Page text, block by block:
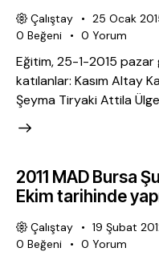
Çalıştay 25 Ocak
0 Beğeni 0 Yorum
Eğitim, 25-1-2015
katılanlar: Kasım Altay
Şeyma Tiryaki Attila
2011 MAD Bursa
Ekim tarihinde
Çalıştay 19 Şubat
0 Beğeni 0 Yorum